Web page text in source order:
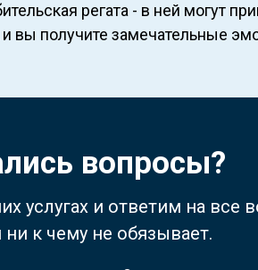
регата - в ней могут
получите замечательные
вопросы?
услугах и ответим на все
к чему не обязывает.